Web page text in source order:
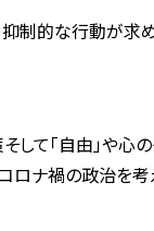
的な行動が求め
て「自由」や心
ナ禍の政治を考